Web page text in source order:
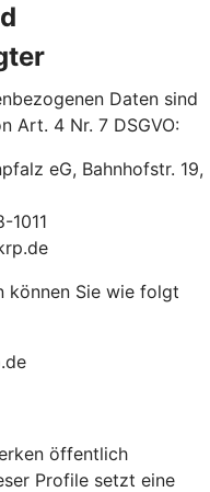
Daten sind
Art. 4 Nr. 7 DSGVO:
eG, Bahnhofstr. 19,
1011
können Sie wie folgt
öffentlich
Profile setzt eine